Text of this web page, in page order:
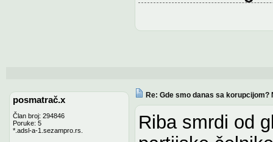
posmatrač.x
Član broj: 294846
Poruke: 5
*.adsl-a-1.sezampro.rs.
Re: Gde smo danas sa korupcijom?
Riba smrdi od